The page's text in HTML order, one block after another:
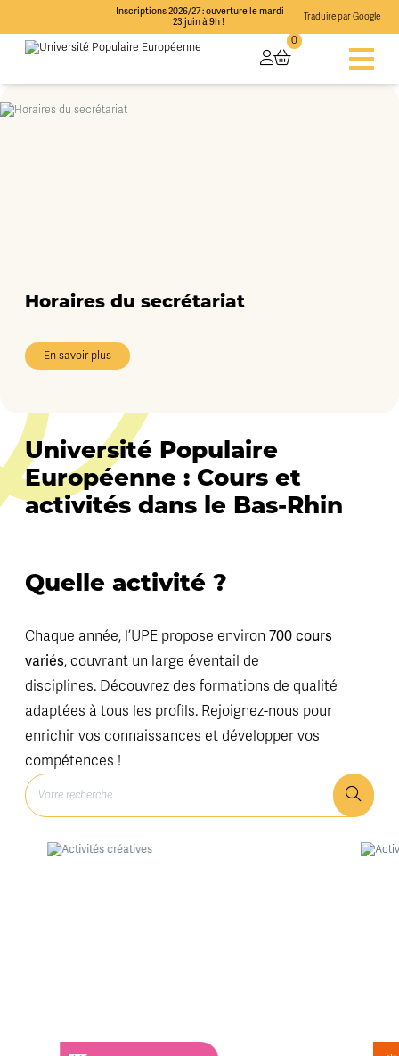
Inscriptions 2026/27 : ouverture le mardi
23 juin à 9h !
Traduire par Google
0
Horaires du secrétariat
En savoir plus
Université Populaire
Européenne : Cours et
activités dans le Bas-Rhin
Quelle activité ?
Chaque année, l’UPE propose environ 700 cours
variés, couvrant un large éventail de
disciplines. Découvrez des formations de qualité
adaptées à tous les profils. Rejoignez-nous pour
enrichir vos connaissances et développer vos
compétences !